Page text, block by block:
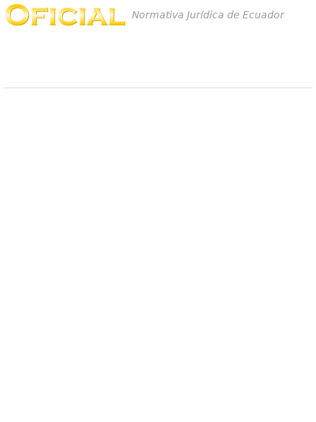
Normativa Jurídica de Ecuador